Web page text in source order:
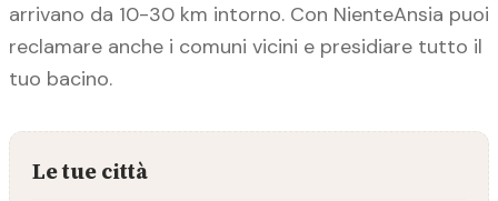
arrivano da 10-30 km intorno. Con NienteAnsia puoi
reclamare anche i comuni vicini e presidiare tutto il
tuo bacino.
Le tue città